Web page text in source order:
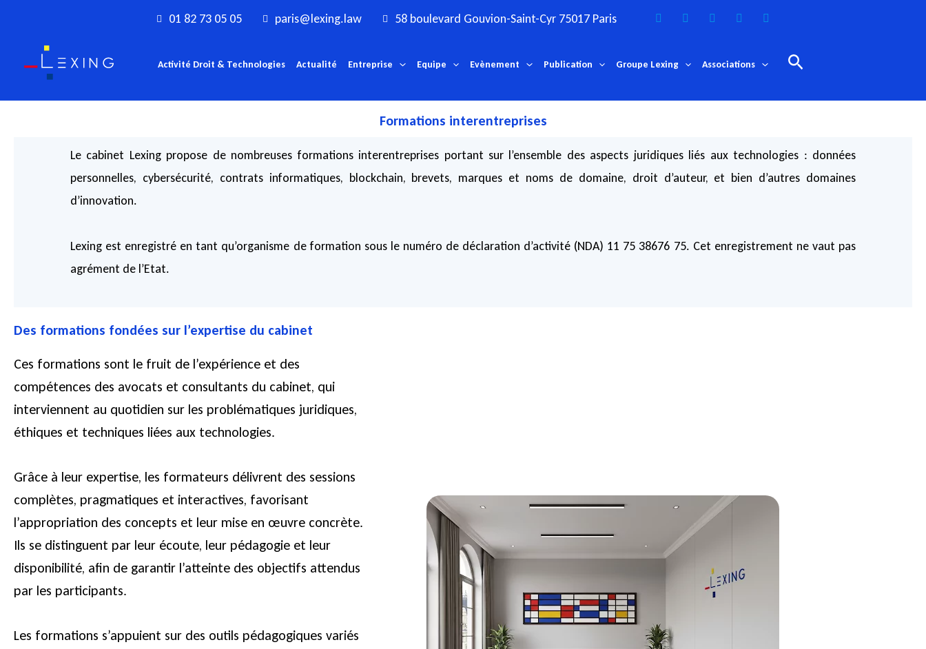
contenu
01 82 73 05 05 paris@lexing.law 58 boulevard Gouvion-Saint-Cyr 75017 Paris
Activité Droit & Technologies Actualité Entreprise Equipe Evènement Publication Groupe Lexing Associations Rechercher
Formations interentreprises
Le cabinet Lexing propose de nombreuses formations interentreprises portant sur l’ensemble des aspects juridiques liés aux technologies : données
personnelles, cybersécurité, contrats informatiques, blockchain, brevets, marques et noms de domaine, droit d’auteur, et bien d’autres domaines
d’innovation.
Lexing est enregistré en tant qu’organisme de formation sous le numéro de déclaration d’activité (NDA) 11 75 38676 75. Cet enregistrement ne vaut pas
agrément de l’Etat.
Des formations fondées sur l’expertise du cabinet
Ces formations sont le fruit de l’expérience et des
compétences des avocats et consultants du cabinet, qui
interviennent au quotidien sur les problématiques juridiques,
éthiques et techniques liées aux technologies.
Grâce à leur expertise, les formateurs délivrent des sessions
complètes, pragmatiques et interactives, favorisant
l’appropriation des concepts et leur mise en œuvre concrète.
Ils se distinguent par leur écoute, leur pédagogie et leur
disponibilité, afin de garantir l’atteinte des objectifs attendus
par les participants.
Les formations s’appuient sur des outils pédagogiques variés